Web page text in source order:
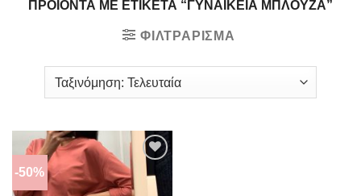
ΠΡΟΪΌΝΤΑ ΜΕ ΕΤΙΚΈΤΑ “ΓΥΝΑΙΚΕΙΑ ΜΠΛΟΥΖΑ”
ΦΙΛΤΡΆΡΙΣΜΑ
-50%